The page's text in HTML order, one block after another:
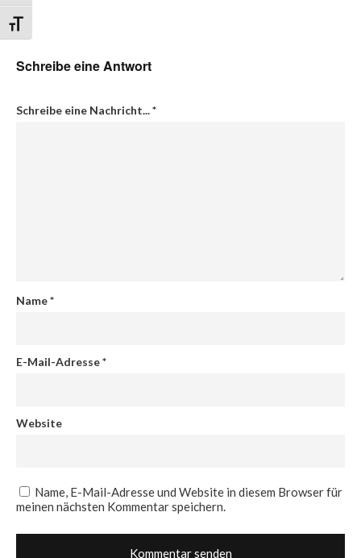
Schrift vergrößern
Schreibe eine Antwort
Schreibe eine Nachricht...*
Name*
E-Mail-Adresse*
Website
Name, E-Mail-Adresse und Website in diesem Browser für
meinen nächsten Kommentar speichern.